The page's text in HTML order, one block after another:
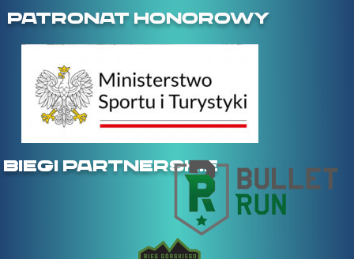
PATRONAT HONOROWY
BIEGI PARTNERSKIE